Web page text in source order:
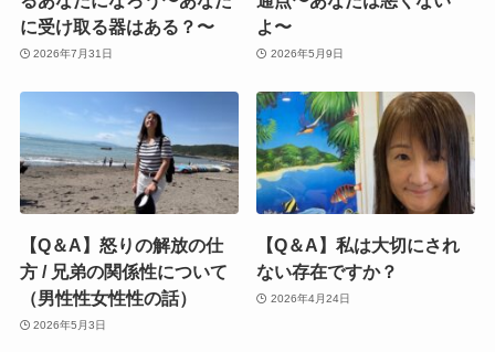
に受け取る器はある？〜
2026年7月31日
よ〜
2026年5月9日
【Q＆A】怒りの解放の仕
方 / 兄弟の関係性について
（男性性女性性の話）
2026年5月3日
【Q＆A】私は大切にされ
ない存在ですか？
2026年4月24日